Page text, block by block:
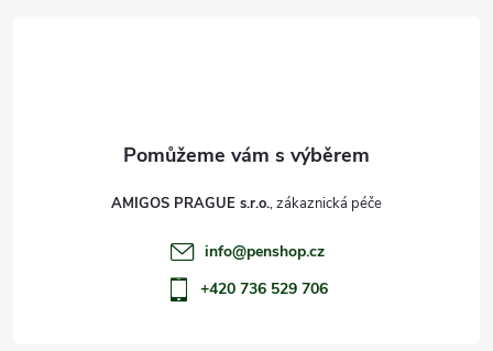
AMIGOS PRAGUE s.r.o.
info@penshop.cz
+420 736 529 706